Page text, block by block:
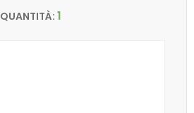
QUANTITÀ: 1